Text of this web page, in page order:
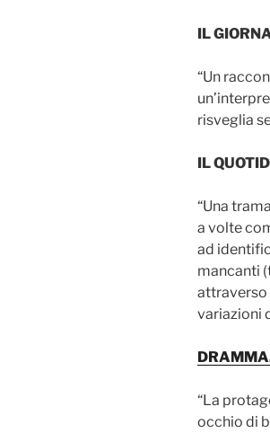
IL
“Un
risveglia
IL
“Una
a volte
ad
mancanti
attraverso
variazioni
“La
occhio di